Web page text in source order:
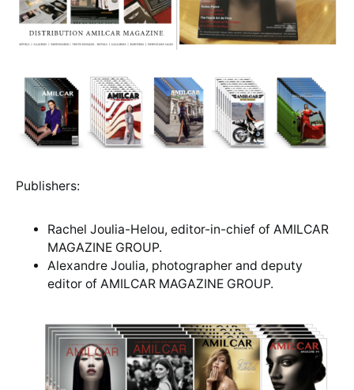
Publishers:
Rachel Joulia-Helou, editor-in-chief of AMILCAR
MAGAZINE GROUP.
Alexandre Joulia, photographer and deputy
editor of AMILCAR MAGAZINE GROUP.